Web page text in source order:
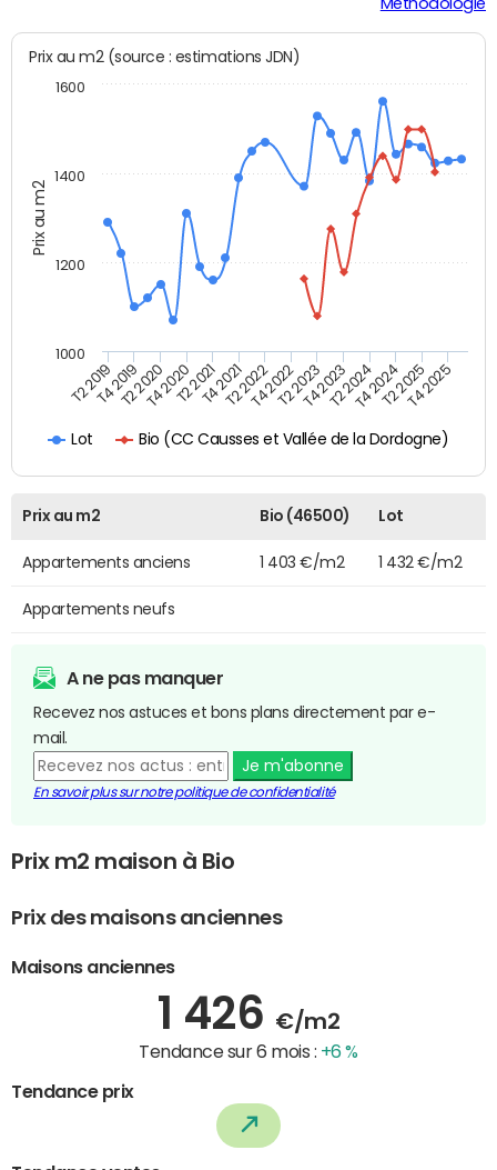
Prix au m2
Prix au m2 (source : estimations JDN)
Lot Bio (CC Causses et Vallée de la Dordogne)
T2 2019T4 2019T2 2020T4 2020T2 2021T4 2021T2 2022T4 2022T2 2023T4 2023T2 2024T4 2024T2 2025T4 2025
1000
1200
1400
1600
Prix au m2 Bio (46500) Lot
Appartements anciens 1 403 €/m2 1 432 €/m2
Appartements neufs
A ne pas manquer
Recevez nos astuces et bons plans directement par e-
mail.
Je m'abonne
En savoir plus sur notre politique de confidentialité
Prix m2 maison à Bio
Prix des maisons anciennes
Maisons anciennes
1 426 €/m2
Tendance sur 6 mois : +6 %
Tendance prix